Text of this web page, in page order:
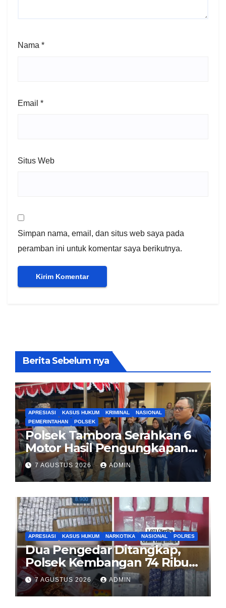
Nama *
Email *
Situs Web
Simpan nama, email, dan situs web saya pada
peramban ini untuk komentar saya berikutnya.
Berita Sebelum nya
APRESIASI KASUS HUKUM KRIMINAL
NASIONAL
PEMERINTAHAN
POLSEK
Polsek Tambora Serahkan 6
Motor Hasil Pengungkapan
Kasus Curanmor Kepada
Pemilik Yang sah
7 AGUSTUS 2026 ADMIN
APRESIASI KASUS HUKUM NARKOTIKA NASIONAL POLRES
Dua Pengedar Ditangkap,
Polsek Kembangan 74 Ribu
Obat Keras, Sabu Hingga
Puluhan Vape Etomidate
Diamankan
7 AGUSTUS 2026 ADMIN